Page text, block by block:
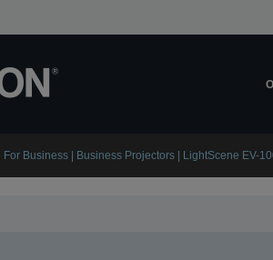
For Business | Business Projectors | LightScene EV-